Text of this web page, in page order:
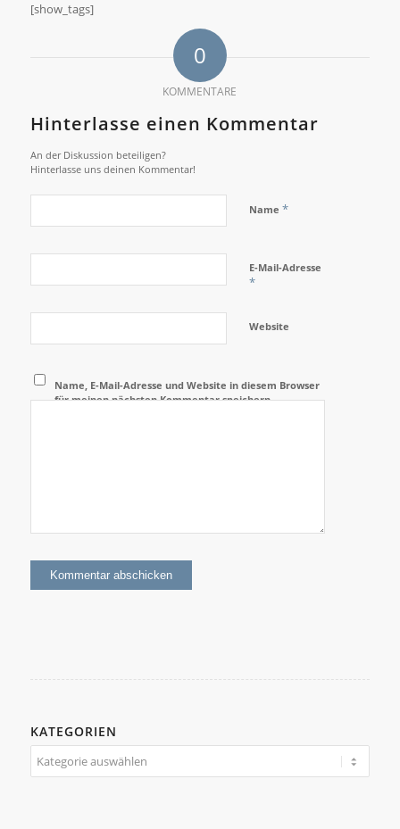
[show_tags]
0
KOMMENTARE
Hinterlasse einen Kommentar
An der Diskussion beteiligen?
Hinterlasse uns deinen Kommentar!
Name *
E-Mail-Adresse
*
Website
Name, E-Mail-Adresse und Website in diesem Browser
für meinen nächsten Kommentar speichern.
KATEGORIEN
Kategorien